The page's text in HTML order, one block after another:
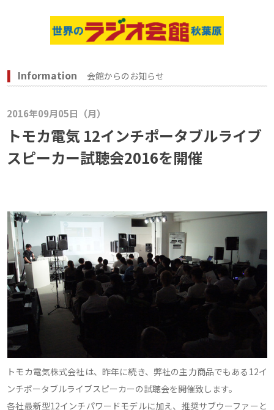
Information 会館からのお知らせ
2016年09月05日（月）
トモカ電気 12インチポータブルライブ
スピーカー試聴会2016を開催
トモカ電気株式会社は、昨年に続き、弊社の主力商品でもある12イ
ンチポータブルライブスピーカーの試聴会を開催致します。
各社最新型12インチパワードモデルに加え、推奨サブウーファーと